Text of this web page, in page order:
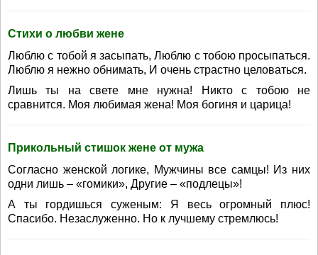
Стихи о любви жене
Люблю с тобой я засыпать, Люблю с тобою просыпаться.
Люблю я нежно обнимать, И очень страстно целоваться.
Лишь ты на свете мне нужна! Никто с тобою не
сравнится. Моя любимая жена! Моя богиня и царица!
Прикольный стишок жене от мужа
Согласно женской логике, Мужчины все самцы! Из них
одни лишь – «гомики», Другие – «подлецы»!
А ты гордишься суженым: Я весь огромный плюс!
Спасибо. Незаслуженно. Но к лучшему стремлюсь!